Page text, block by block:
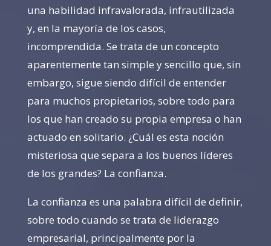
una habilidad infravalorada, infrautilizada
y, en la mayoría de los casos,
incomprendida. Se trata de un concepto
aparentemente tan simple y sencillo que, sin
embargo, sigue siendo difícil de entender
para muchos propietarios, sobre todo para
los que han creado su propia empresa o han
actuado en solitario. ¿Cuál es esta noción
misteriosa que separa a los buenos líderes
de los grandes? La confianza.
La confianza es una palabra difícil de definir,
sobre todo cuando se trata de liderazgo
empresarial, principalmente por la